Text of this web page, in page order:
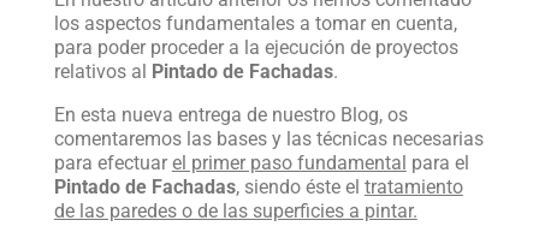
los aspectos fundamentales a tomar en cuenta,
para poder proceder a la ejecución de proyectos
relativos al Pintado de Fachadas.
En esta nueva entrega de nuestro Blog, os
comentaremos las bases y las técnicas necesarias
para efectuar el primer paso fundamental para el
Pintado de Fachadas, siendo éste el tratamiento
de las paredes o de las superficies a pintar.